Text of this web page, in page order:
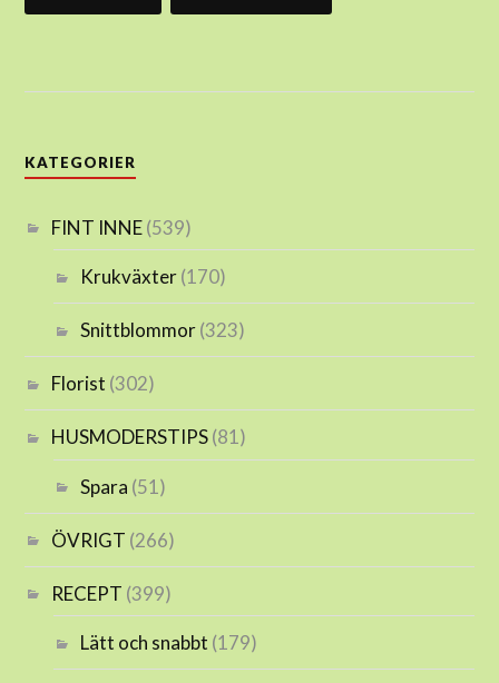
KATEGORIER
FINT INNE(539)
Krukväxter(170)
Snittblommor(323)
Florist (302)
HUSMODERSTIPS(81)
Spara (51)
ÖVRIGT (266)
RECEPT (399)
Lätt och snabbt (179)